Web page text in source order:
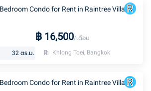
Condo for Rent in Raintree Villa
฿ 16,500/เดือน
32 ตร.ม. Khlong Toei, Bangkok
Condo for Rent in Raintree Villa